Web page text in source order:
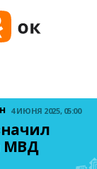
4 ИЮНЯ 2025, 05:00
МВД